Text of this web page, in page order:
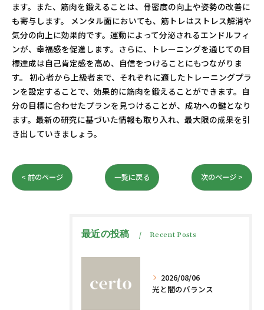
ます。また、筋肉を鍛えることは、骨密度の向上や姿勢の改善に
も寄与します。 メンタル面においても、筋トレはストレス解消や
気分の向上に効果的です。運動によって分泌されるエンドルフィ
ンが、幸福感を促進します。さらに、トレーニングを通じての目
標達成は自己肯定感を高め、自信をつけることにもつながりま
す。 初心者から上級者まで、それぞれに適したトレーニングプラ
ンを設定することで、効果的に筋肉を鍛えることができます。自
分の目標に合わせたプランを見つけることが、成功への鍵となり
ます。最新の研究に基づいた情報も取り入れ、最大限の成果を引
き出していきましょう。
< 前のページ 一覧に戻る 次のページ >
最近の投稿 Recent Posts
2026/08/06
光と闇のバランス